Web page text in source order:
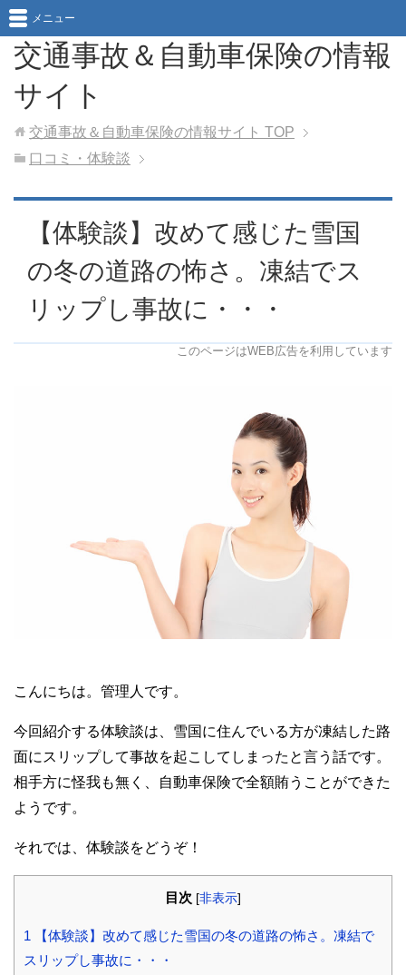
交通事故＆自動車保険の情報
サイト
メニュー
交通事故＆自動車保険の情報サイト TOP
口コミ・体験談
【体験談】改めて感じた雪国
の冬の道路の怖さ。凍結でス
リップし事故に・・・
このページはWEB広告を利用しています
こんにちは。管理人です。
今回紹介する体験談は、雪国に住んでいる方が凍結した路
面にスリップして事故を起こしてしまったと言う話です。
相手方に怪我も無く、自動車保険で全額賄うことができた
ようです。
それでは、体験談をどうぞ！
目次 [非表示]
1 【体験談】改めて感じた雪国の冬の道路の怖さ。凍結で
スリップし事故に・・・